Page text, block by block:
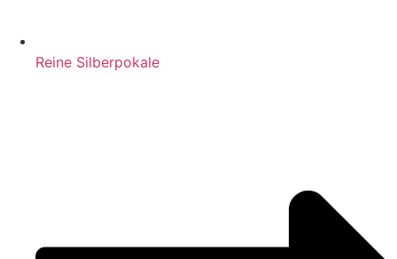
Reine Silberpokale